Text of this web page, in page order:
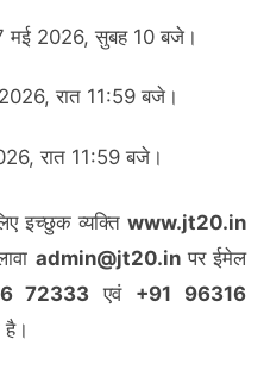
मई 2026, सुबह 10 बजे।
रात 11:59 बजे।
रात 11:59 बजे।
इच्छुक व्यक्ति www.jt20.in
admin@jt20.inपर ईमेल
72333 एवं +91 96316
है।